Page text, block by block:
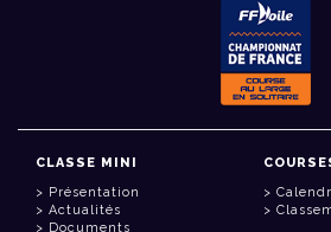
CLASSE MINI
Présentation
Actualités
Documents